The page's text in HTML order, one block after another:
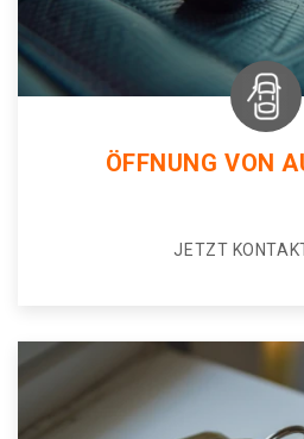
ÖFFNUNG VON
JETZT